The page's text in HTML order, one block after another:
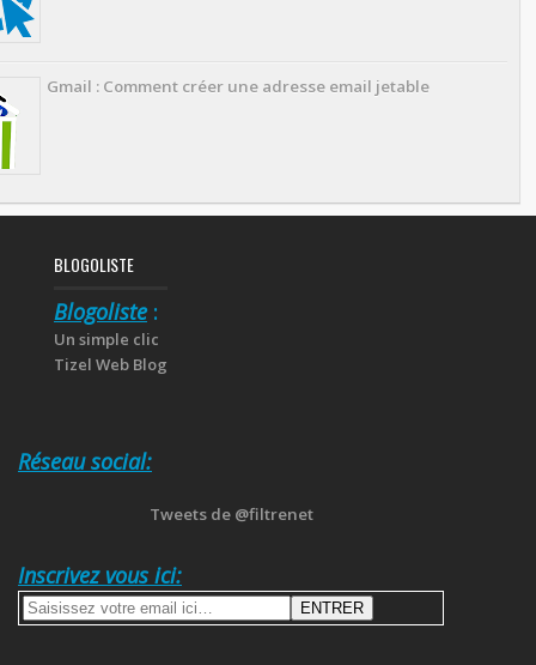
Gmail : Comment créer une adresse email jetable
BLOGOLISTE
Blogoliste :
Un simple clic
Tizel Web Blog
Réseau social:
Tweets de @filtrenet
Inscrivez vous ici: